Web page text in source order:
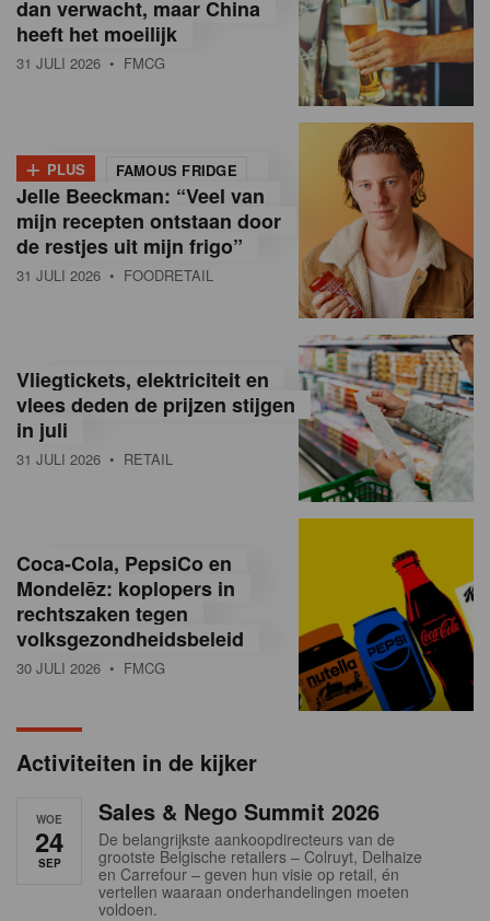
a
n
B
e
g
ë
e
a
n
dan verwacht, maar China
heeft het moeilijk
31 JULI 2026 • FMCG
+ PLUS FAMOUS FRIDGE
Jelle Beeckman: “Veel van
mijn recepten ontstaan door
de restjes uit mijn frigo”
31 JULI 2026 • FOODRETAIL
Vliegtickets, elektriciteit en
vlees deden de prijzen stijgen
in juli
31 JULI 2026 • RETAIL
Coca-Cola, PepsiCo en
Mondelēz: koplopers in
rechtszaken tegen
volksgezondheidsbeleid
30 JULI 2026 • FMCG
Activiteiten in de kijker
WOE
24
SEP
Sales & Nego Summit 2026
De belangrijkste aankoopdirecteurs van de
grootste Belgische retailers – Colruyt, Delhaize
en Carrefour – geven hun visie op retail, én
vertellen waaraan onderhandelingen moeten
voldoen.